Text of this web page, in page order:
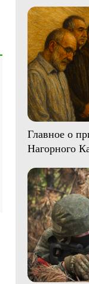
Главное о
Нагорного